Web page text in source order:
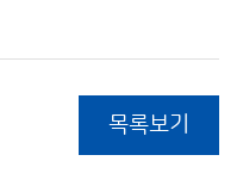
목록보기